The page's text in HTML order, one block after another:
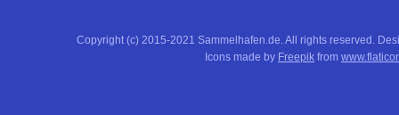
Copyright (c) 2015-2021 Sammelhafen.de. All rights reserved.
Icons made by Freepik from